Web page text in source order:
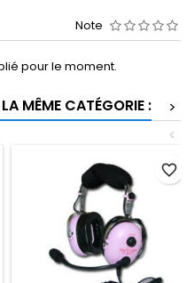
Note
pour le moment.
MÊME CATÉGORIE :
>
<
favorite_border